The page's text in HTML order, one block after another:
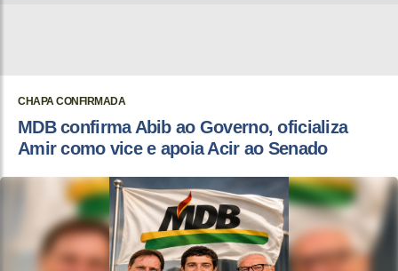
CHAPA CONFIRMADA
MDB confirma Abib ao Governo, oficializa
Amir como vice e apoia Acir ao Senado